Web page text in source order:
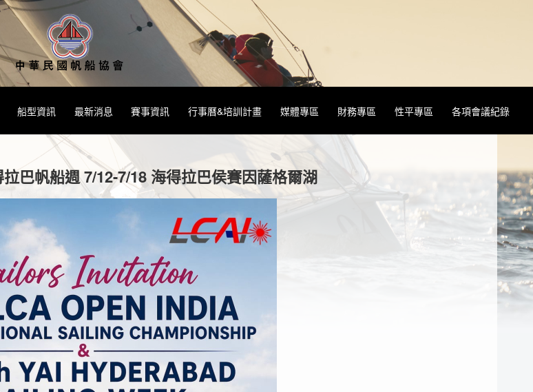
船型資訊 最新消息 賽事資訊 行事曆&培訓計畫 媒體專區 財務專區 性平專區 各項會議紀錄
巴帆船週 7/12-7/18 海得拉巴侯賽因薩格爾湖